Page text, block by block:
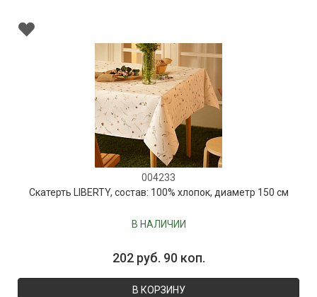
004233
Скатерть LIBERTY, состав: 100% хлопок, диаметр 150 см
В НАЛИЧИИ
202 руб. 90 коп.
В КОРЗИНУ